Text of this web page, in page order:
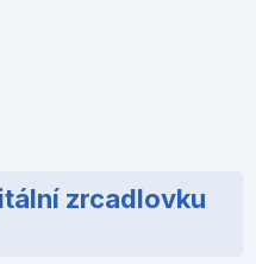
zrcadlovku